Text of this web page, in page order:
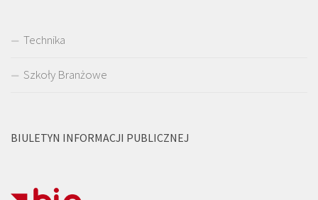
Technika
Szkoły Branżowe
BIULETYN INFORMACJI PUBLICZNEJ